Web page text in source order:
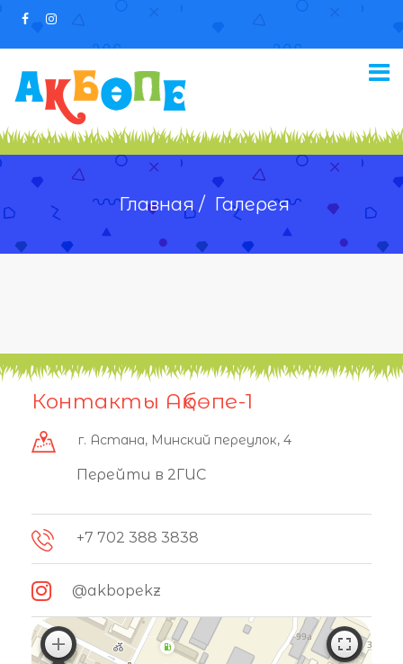
Главная / Галерея
Контакты Ақбөпе-1
г. Астана, Минский переулок, 4
Перейти в 2ГИС
+7 702 388 3838
@akbopekz